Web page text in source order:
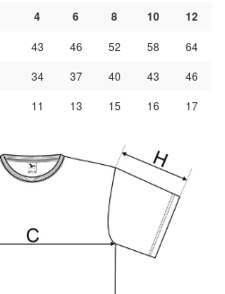
4 6 8 10
12
43 46 52 58 64
34 37 40 43 46
11 13 15 16 17